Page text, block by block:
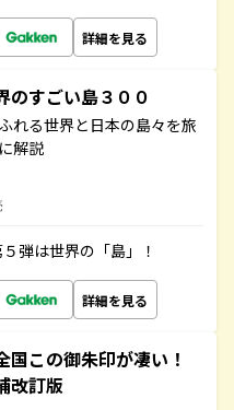
詳細を見る
すごい島３００
れる世界と日本の島々を旅
解説
弾は世界の「島」！
詳細を見る
この御朱印が凄い！
改訂版